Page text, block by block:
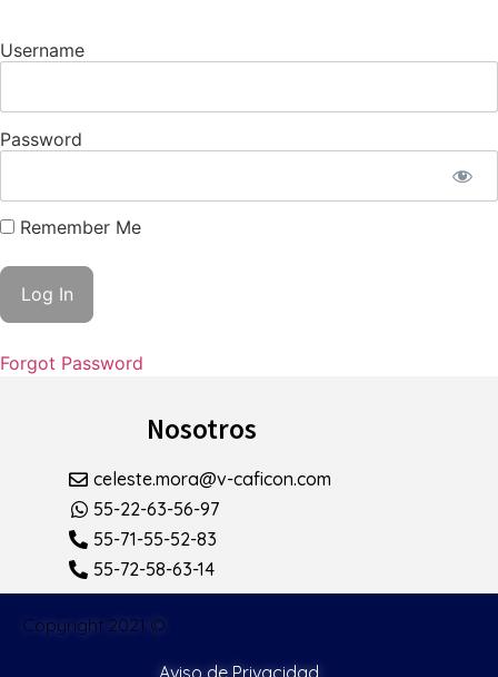
Username
Password
Remember Me
Forgot Password
Nosotros
celeste.mora@v-caficon.com
55-22-63-56-97
55-71-55-52-83
55-72-58-63-14
Copyright 2021 ©